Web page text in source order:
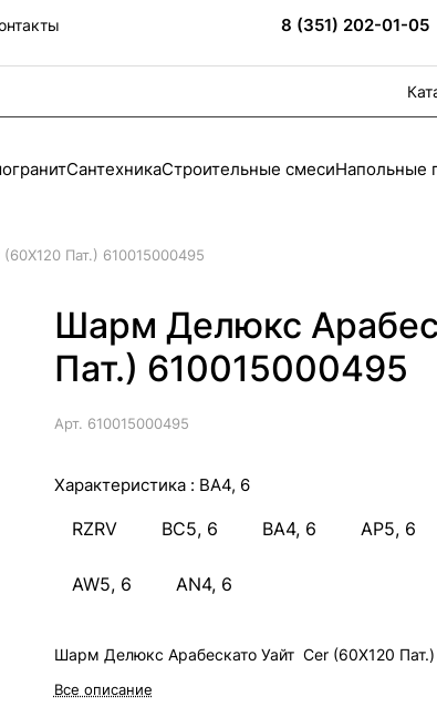
8 (351) 202-01-05
СантехникаСтроительные смесиНапольные
Пат.) 610015000495
Шарм Делюкс
Пат.) 610015000495
Арт. 610015000495
Характеристика : BA4, 6
RZRV BC5, 6 BA4, 6 AP5, 6
AW5, 6 AN4, 6
Шарм Делюкс Арабескато Уайт Cer (60X120 Пат.)
Все описание